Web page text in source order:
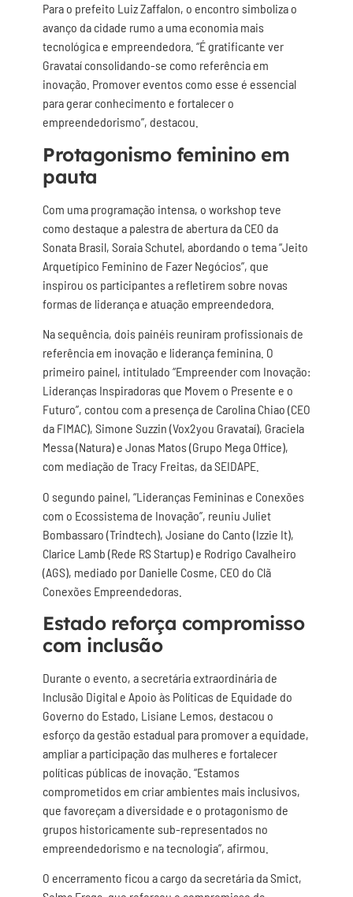
Para o prefeito Luiz Zaffalon, o encontro simboliza o
avanço da cidade rumo a uma economia mais
tecnológica e empreendedora. “É gratificante ver
Gravataí consolidando-se como referência em
inovação. Promover eventos como esse é essencial
para gerar conhecimento e fortalecer o
empreendedorismo”, destacou.
Protagonismo feminino em
pauta
Com uma programação intensa, o workshop teve
como destaque a palestra de abertura da CEO da
Sonata Brasil, Soraia Schutel, abordando o tema “Jeito
Arquetípico Feminino de Fazer Negócios”, que
inspirou os participantes a refletirem sobre novas
formas de liderança e atuação empreendedora.
Na sequência, dois painéis reuniram profissionais de
referência em inovação e liderança feminina. O
primeiro painel, intitulado “Empreender com Inovação:
Lideranças Inspiradoras que Movem o Presente e o
Futuro”, contou com a presença de Carolina Chiao (CEO
da FIMAC), Simone Suzzin (Vox2you Gravataí), Graciela
Messa (Natura) e Jonas Matos (Grupo Mega Office),
com mediação de Tracy Freitas, da SEIDAPE.
O segundo painel, “Lideranças Femininas e Conexões
com o Ecossistema de Inovação”, reuniu Juliet
Bombassaro (Trindtech), Josiane do Canto (Izzie It),
Clarice Lamb (Rede RS Startup) e Rodrigo Cavalheiro
(AGS), mediado por Danielle Cosme, CEO do Clã
Conexões Empreendedoras.
Estado reforça compromisso
com inclusão
Durante o evento, a secretária extraordinária de
Inclusão Digital e Apoio às Políticas de Equidade do
Governo do Estado, Lisiane Lemos, destacou o
esforço da gestão estadual para promover a equidade,
ampliar a participação das mulheres e fortalecer
políticas públicas de inovação. “Estamos
comprometidos em criar ambientes mais inclusivos,
que favoreçam a diversidade e o protagonismo de
grupos historicamente sub-representados no
empreendedorismo e na tecnologia”, afirmou.
O encerramento ficou a cargo da secretária da Smict,